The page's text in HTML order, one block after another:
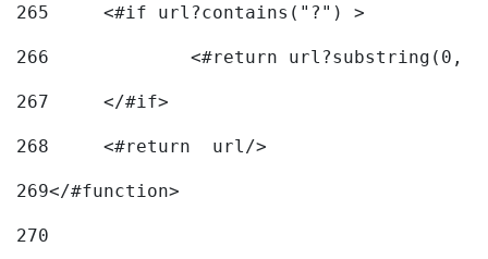
265
	<#if url?contains("?") >
266
267
	</#if>
268
	<#return  url/>
269</#function>
270